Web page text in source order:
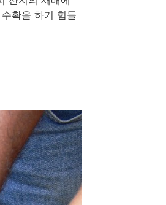
확을 하기 힘들